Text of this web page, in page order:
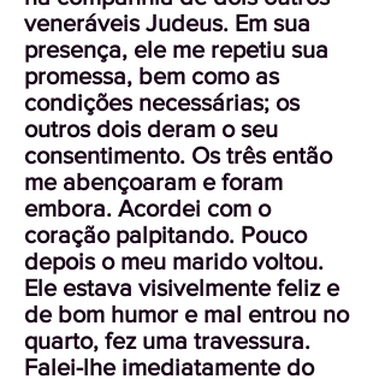
veneráveis Judeus. Em sua
presença, ele me repetiu sua
promessa, bem como as
condições necessárias; os
outros dois deram o seu
consentimento. Os três então
me abençoaram e foram
embora. Acordei com o
coração palpitando. Pouco
depois o meu marido voltou.
Ele estava visivelmente feliz e
de bom humor e mal entrou no
quarto, fez uma travessura.
Falei-lhe imediatamente do